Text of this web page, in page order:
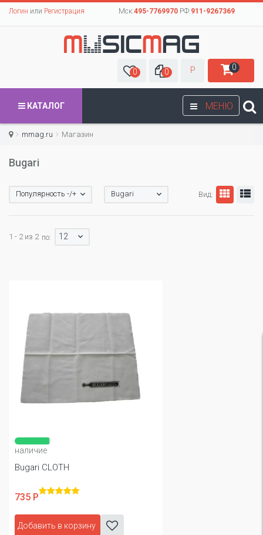
Логин или Регистрация Мск:495-7769970РФ:911-9267369
0 0 Р 0
МЕНЮ
КАТАЛОГ
mmag.ru Магазин
Bugari
Вид:
Популярность -/+ Bugari
1 - 2 из 2 по: 12
наличие
Bugari CLOTH
735 Р
Добавить в корзину